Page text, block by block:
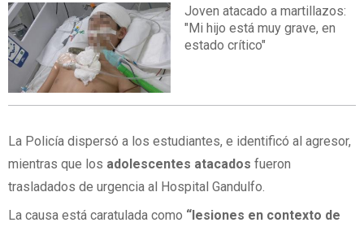
Joven atacado a martillazos:
"Mi hijo está muy grave, en
estado crítico"
La Policía dispersó a los estudiantes, e identificó al agresor,
mientras que los adolescentes atacados fueron
trasladados de urgencia al Hospital Gandulfo.
La causa está caratulada como “lesiones en contexto de